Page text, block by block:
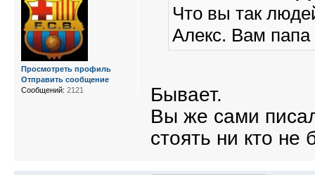
Что вы так
Алекс. Вам папа
Бывает.
Вы же сами
стоять ни кто не
Просмотреть профиль
Отправить сообщение
Сообщений: 2121